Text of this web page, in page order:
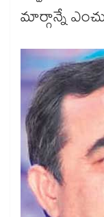
మార్గాన్నే